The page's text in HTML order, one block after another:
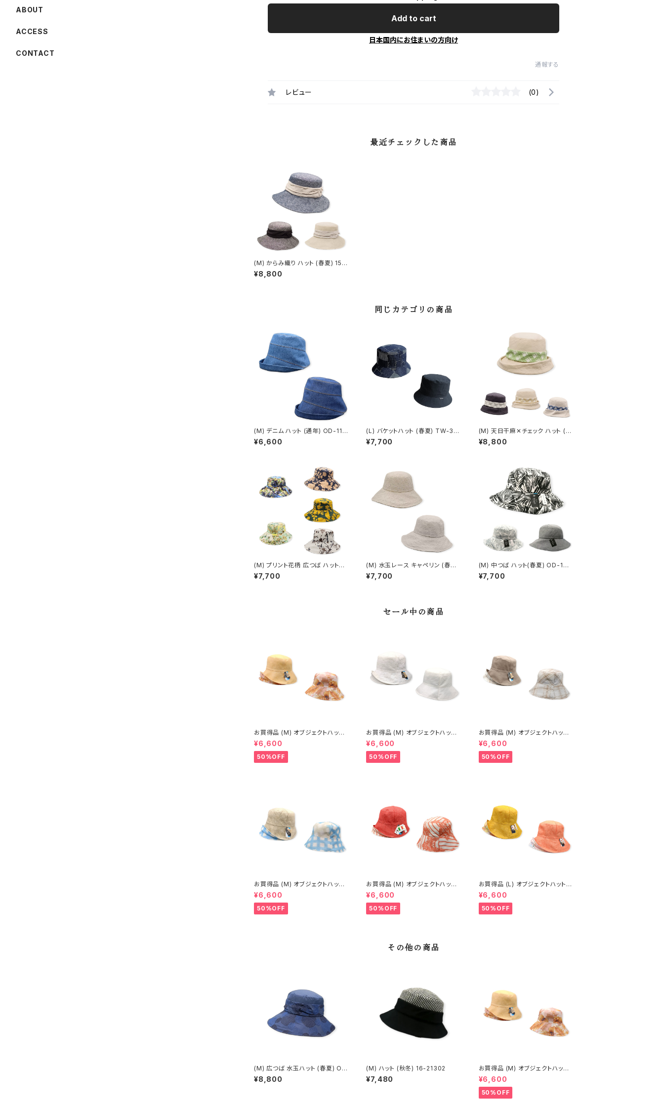
Add to cart
日本国内にお住まいの方向け
通報する
レビュー (0)
最近チェックした商品
(M) からみ織り ハット (春夏) 15-1
1505
¥8,800
同じカテゴリの商品
(M) デニム ハット (通年) OD-115
06
¥6,600
(L) バケットハット (春夏) TW-30
1
¥7,700
(M) 天日干麻✕チェック ハット (春
夏) OD-11301
¥8,800
(M) プリント花柄 広つば ハット
(春夏) ON-11501
¥7,700
(M) 水玉レース キャペリン (春夏)
OE -15311
¥7,700
(M) 中つば ハット(春夏) OD-133
02
¥7,700
セール中の商品
お買得品 (M) オブジェクトハット
(春夏) 15-14503
¥6,600
50%OFF
お買得品 (M) オブジェクトハット
(春夏) 15-14414
¥6,600
50%OFF
お買得品 (M) オブジェクトハット
(春夏) 14-14502
¥6,600
50%OFF
お買得品 (M) オブジェクトハット
(春夏) 15-14406
¥6,600
50%OFF
お買得品 (M) オブジェクトハット
(春夏) 16-14402
¥6,600
50%OFF
お買得品 (L) オブジェクトハット
(春夏) 18-14502
¥6,600
50%OFF
その他の商品
(M) 広つば 水玉ハット (春夏) OO
-11507
¥8,800
(M) ハット (秋冬) 16-21302
¥7,480
お買得品 (M) オブジェクトハット
(春夏) 15-14503
¥6,600
50%OFF
ABOUT
ACCESS
CONTACT